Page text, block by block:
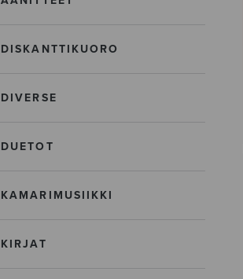
DISKANTTIKUORO
DIVERSE
DUETOT
KAMARIMUSIIKKI
KIRJAT